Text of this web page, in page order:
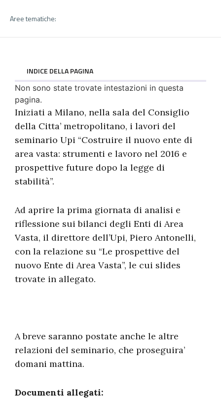
Aree tematiche:
INDICE DELLA PAGINA
Non sono state trovate intestazioni in questa
pagina.
Iniziati a Milano, nella sala del Consiglio
della Citta’ metropolitano, i lavori del
seminario Upi “Costruire il nuovo ente di
area vasta: strumenti e lavoro nel 2016 e
prospettive future dopo la legge di
stabilità”.
Ad aprire la prima giornata di analisi e
riflessione sui bilanci degli Enti di Area
Vasta, il direttore dell’Upi, Piero Antonelli,
con la relazione su “Le prospettive del
nuovo Ente di Area Vasta”, le cui slides
trovate in allegato.
A breve saranno postate anche le altre
relazioni del seminario, che proseguira’
domani mattina.
Documenti allegati: